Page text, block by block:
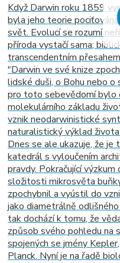
Když Darwin roku 1859
byla jeho teorie
svět. Evolucí se rozumí
příroda vystačí sama;
transcendentním
"Darwin ve své knize
lidské duši, o Bohu nebo
pro toto sebevědomí bylo
molekulárního základu
vznik neodarwinistické
naturalistický výklad
Dnes se ale ukazuje, že
katedrál s vyloučením
pravdy. Pokračující
složitosti mikrosvěta
zpochybnil a vyústil do
jako diametrálně
tak dochází k tomu, že
způsob svého pohledu na
spojených se jmény
Planck. Nyní je na řadě